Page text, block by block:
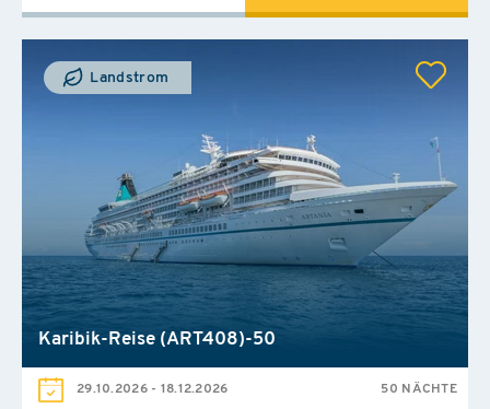
Landstrom
Karibik-Reise (ART408)-50
29.10.2026- 18.12.2026 50 NÄCHTE